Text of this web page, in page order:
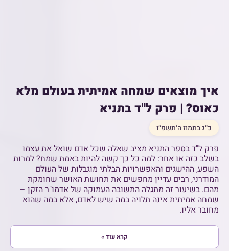
איך מוצאים שמחה אמיתית בעולם מלא
כאוס? | פרק ל"ד בתניא
כ״ג בתמוז ה׳תשפ״ו
פרק ל"ד בספר התניא מציב שאלה שכל אדם שואל את עצמו
בשלב כזה או אחר: למה כל כך קשה להיות באמת שמח? למרות
השפע, ההישגים והאפשרויות הבלתי מוגבלות של העולם
המודרני, רבים עדיין מחפשים את תחושת האושר שחומקת
מהם. בשיעור זה מתגלה התשובה העמוקה של אדמו"ר הזקן –
שמחה אמיתית אינה תלויה במה שיש לאדם, אלא במה שהוא
מחובר אליו.
קרא עוד »